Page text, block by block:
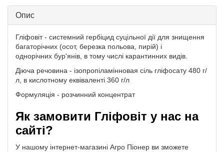
Опис
Гліфовіт - системний гербіцид суцільної дії для знищення
багаторічних (осот, березка польова, пирій) і
однорічних бур'янів, в тому числі карантинних видів.
Діюча речовина - ізопропіламінновая сіль гліфосату 480 г/
л, в кислотному еквіваленті 360 г/л
Формуляція - розчинний концентрат
Як замовити Гліфовіт у нас на
сайті?
У нашому інтернет-магазині Агро Піонер ви зможете